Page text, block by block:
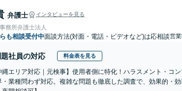
弁護士 インタビューを見る
務所弁護士法人
も相談受付中面談方法(対面・電話・ビデオなど)は応相談営
題社員の対応 料金表を見る
縄エリア対応｜元検事】使用者側に特化！ハラスメント・コ
・業種問わず対応。複雑な問題も徹底した調査で、効果的・